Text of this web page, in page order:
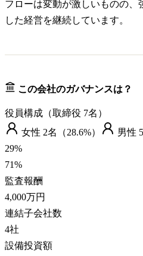
フローは変動が激しいものの、
した経営を継続しています。
この会社のガバナンスは？
役員構成（取締役 7名）
女性 2名（28.6%） 男性 5
29%
71%
監査報酬
4,000万円
連結子会社数
4社
設備投資額